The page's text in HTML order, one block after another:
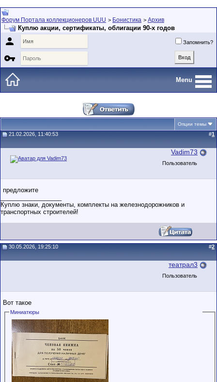
Форум Портала коллекционеров UUU > Бонистика > Архив
Куплю акции, сертификаты, облигации 90-х годов
 Запомнить?

Menu
Опции темы
21.02.2026, 11:40:53 #1
Vadim73
Пользователь
предложите
Куплю знаки, документы, комплекты на железнодорожников и
транспортных строителей!
30.05.2026, 19:25:10 #2
театрал3
Пользователь
Вот такое
Миниатюры